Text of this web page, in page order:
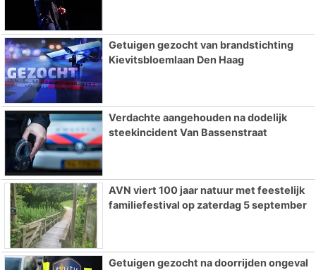
Getuigen gezocht van brandstichting
Kievitsbloemlaan Den Haag
Verdachte aangehouden na dodelijk
steekincident Van Bassenstraat
AVN viert 100 jaar natuur met feestelijk
familiefestival op zaterdag 5 september
Getuigen gezocht na doorrijden ongeval